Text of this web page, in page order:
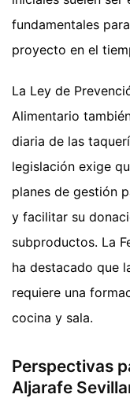
fundamentales
proyecto en el
La Ley de
Alimentario
diaria de las
legislación exige
planes de gestión
y facilitar su
subproductos. La
ha destacado que
requiere una
cocina y sala.
Perspectivas
Aljarafe